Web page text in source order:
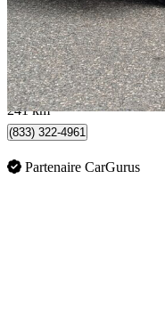
5 995 $
0 $/mois env.
Coquitlam, BC
241 km
(833) 322-4961
Partenaire CarGurus